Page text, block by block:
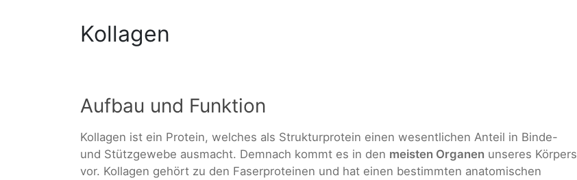
Kollagen
Aufbau und Funktion
Kollagen ist ein Protein, welches als Strukturprotein einen wesentlichen Anteil in Binde-
und Stützgewebe ausmacht. Demnach kommt es in den meisten Organen unseres Körpers
vor. Kollagen gehört zu den Faserproteinen und hat einen bestimmten anatomischen